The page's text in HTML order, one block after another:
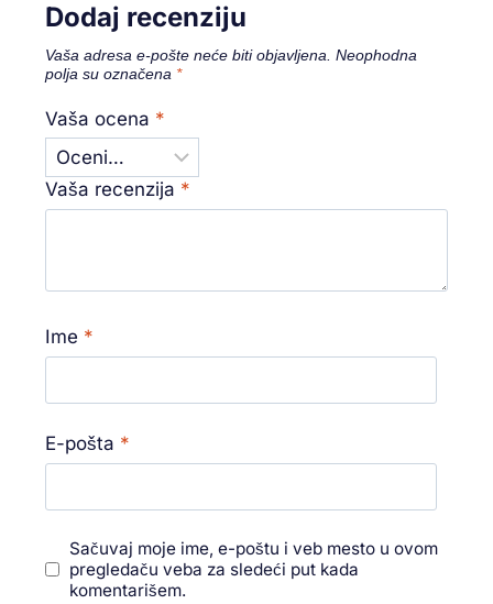
Dodaj recenziju
Vaša adresa e-pošte neće biti objavljena. Neophodna
polja su označena *
Vaša ocena *
Vaša recenzija *
Ime *
E-pošta *
Sačuvaj moje ime, e-poštu i veb mesto u ovom
pregledaču veba za sledeći put kada
komentarišem.